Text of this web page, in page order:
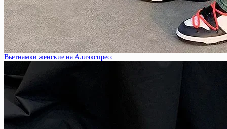
Вьетнамки женские на Алиэкспресс